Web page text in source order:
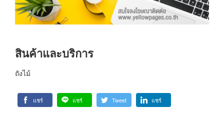
สินค้าและบริการ
ถังไม้
แชร์ แชร์ Tweet แชร์